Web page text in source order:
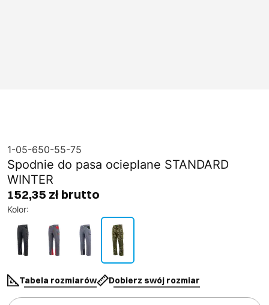
1-05-650-55-75
Spodnie do pasa ocieplane STANDARD
WINTER
152,35 zł brutto
Kolor:
Tabela rozmiarów Dobierz swój rozmiar